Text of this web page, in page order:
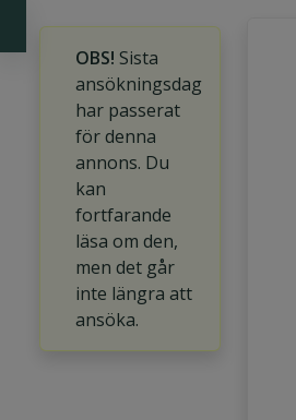
OBS! Sista
ansökningsdag
har passerat
för denna
annons. Du
kan
fortfarande
läsa om den,
men det går
inte längra att
ansöka.